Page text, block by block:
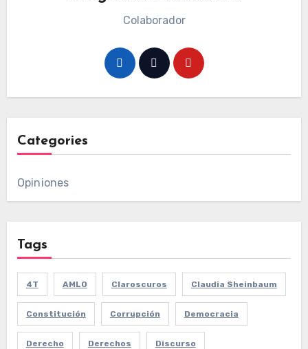
Colaborador
Categories
Opiniones
Tags
4T AMLO Claroscuros Claudia Sheinbaum
Constitución Corrupción Democracia
Derecho Derechos Discurso